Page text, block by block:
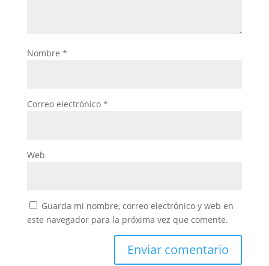
Nombre *
Correo electrónico *
Web
Guarda mi nombre, correo electrónico y web en
este navegador para la próxima vez que comente.